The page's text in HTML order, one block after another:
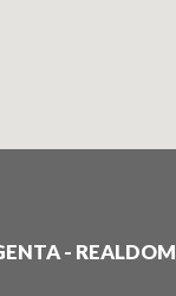
- REALDOM